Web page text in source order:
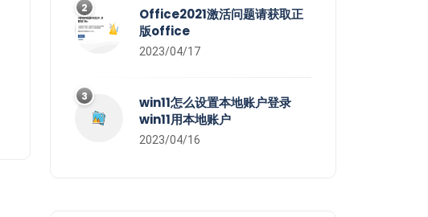
2
Office2021激活问题请获取正
版office
2023/04/17
3
win11怎么设置本地账户登录
win11用本地账户
2023/04/16